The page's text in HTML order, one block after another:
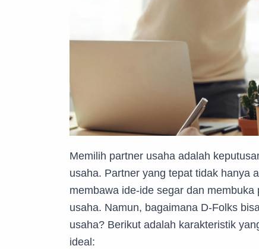
Memilih partner usaha adalah
usaha. Partner yang tepat tidak hanya
membawa ide-ide segar dan
usaha. Namun, bagaimana D-Folks
usaha? Berikut adalah karakteristik
ideal: